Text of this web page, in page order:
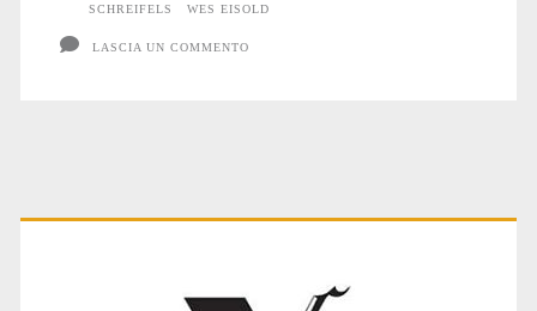
SCHREIFELS
WES EISOLD
LASCIA UN COMMENTO
Primary